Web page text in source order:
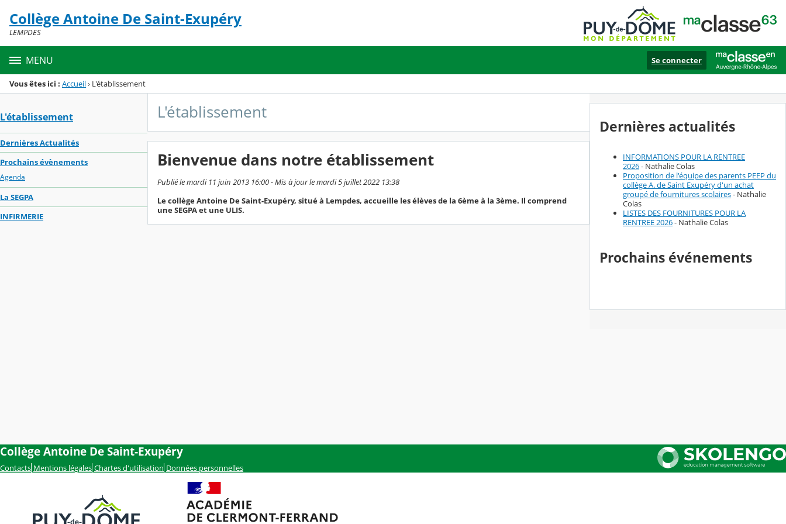
Menu de la rubrique
Contenu
Collège Antoine De Saint-Exupéry
LEMPDES
MENU Se connecter
Vous êtes ici : Accueil› L'établissement
L'établissement
Dernières Actualités
Prochains évènements
Agenda
La SEGPA
INFIRMERIE
L'établissement
Bienvenue dans notre établissement
Publié le mardi 11 juin 2013 16:00 - Mis à jour le mardi 5 juillet 2022 13:38
Le collège Antoine De Saint-Exupéry, situé à Lempdes, accueille les élèves de la 6ème à la 3ème. Il comprend
une SEGPA et une ULIS.
Dernières actualités
INFORMATIONS POUR LA RENTREE
2026- Nathalie Colas
Proposition de l'équipe des parents PEEP du
collège A. de Saint Exupéry d'un achat
groupé de fournitures scolaires- Nathalie
Colas
LISTES DES FOURNITURES POUR LA
RENTREE 2026- Nathalie Colas
Prochains événements
Collège Antoine De Saint-Exupéry
Contacts Mentions légales Chartes d'utilisation Données personnelles